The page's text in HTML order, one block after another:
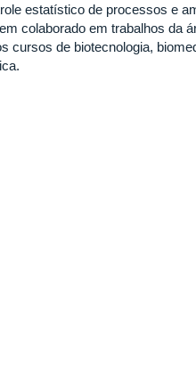
estatístico de processos e
colaborado em trabalhos da
cursos de biotecnologia,